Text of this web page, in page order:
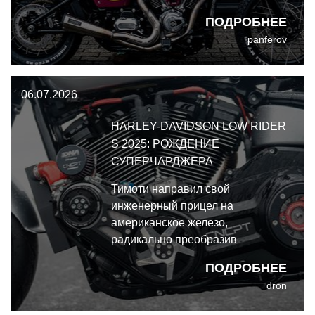
ПОДРОБНЕЕ
уничтожающий покрышки стрит-
трекер, получивший прозвище
"Pink Savage" (Розовый дикарь).
panferov
06.07.2026
HARLEY-DAVIDSON LOW RIDER
S 2025: РОЖДЕНИЕ
СУПЕРЧАРДЖЕРА
ПОДРОБНЕЕ
Тимоти направил свой
инженерный прицел на
американское железо,
радикально преобразив
совершенно новый Harley-
Davidson Low Rider S 2025 из
тяжелого круизера западного
побережья в заточенный под
dron